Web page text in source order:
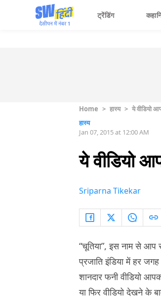
ट्रेंडिंग
Home > हास्य > ये वीडियो
हास्य
Jan 07, 2015 at 12:00 AM
ये वीडियो
Sriparna Tikekar
“चूतिया”, इस नाम से आप
प्रजाति इंडिया में हर
शानदार फनी वीडियो
या फिर वीडियो देखने के